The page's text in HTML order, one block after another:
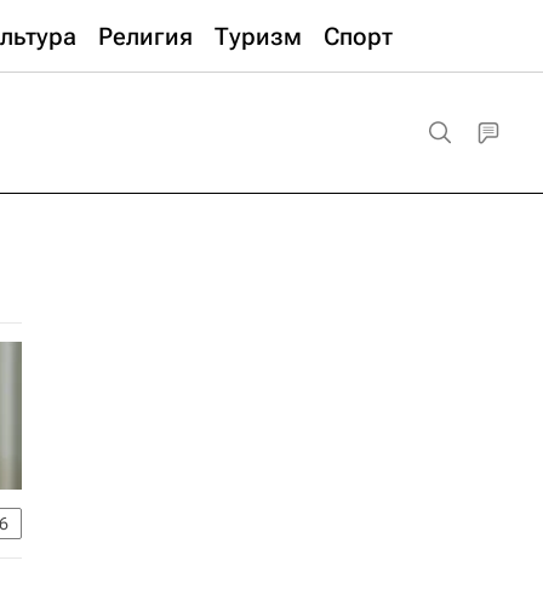
Религия Туризм Спорт
6